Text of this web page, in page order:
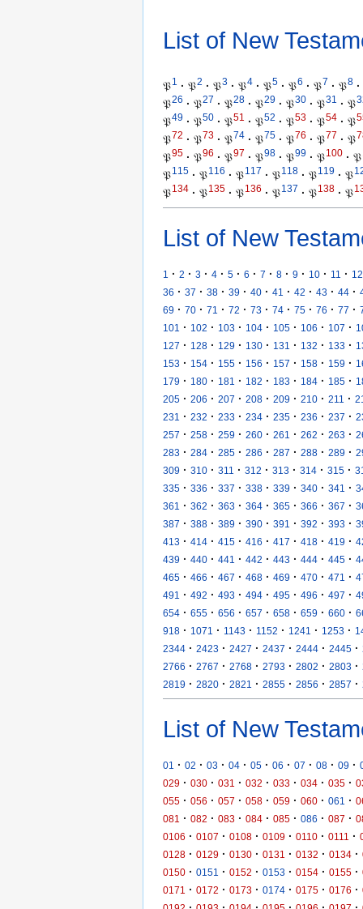
List of New
𝔓1 · 𝔓2 · 𝔓3 · 𝔓4 · 𝔓5 · 𝔓6 · 𝔓7 · 𝔓8 ·
𝔓26 · 𝔓27 · 𝔓28 · 𝔓29 · 𝔓30 · 𝔓31 · 𝔓
𝔓49 · 𝔓50 · 𝔓51 · 𝔓52 · 𝔓53 · 𝔓54 · 𝔓
𝔓72 · 𝔓73 · 𝔓74 · 𝔓75 · 𝔓76 · 𝔓77 · 𝔓
𝔓95 · 𝔓96 · 𝔓97 · 𝔓98 · 𝔓99 · 𝔓100 · 𝔓
𝔓115 · 𝔓116 · 𝔓117 · 𝔓118 · 𝔓119 · 𝔓
𝔓134 · 𝔓135 · 𝔓136 · 𝔓137 · 𝔓138 · 𝔓
List of New
1 · 2 · 3 · 4 · 5 · 6 · 7 · 8 · 9 · 10 · 11 · 12
36 · 37 · 38 · 39 · 40 · 41 · 42 · 43 · 44 ·
69 · 70 · 71 · 72 · 73 · 74 · 75 · 76 · 77 ·
101
· 102 · 103 · 104 · 105 · 106 · 107 ·
127 · 128 · 129 · 130 · 131 · 132 · 133 ·
153 · 154 · 155 · 156 · 157 · 158 · 159 ·
179 · 180 · 181 · 182 · 183 · 184 · 185 ·
205 · 206 · 207 · 208 · 209 · 210 · 211 ·
231
· 232 · 233 · 234 · 235 · 236 · 237 ·
257 · 258 · 259 · 260 · 261 · 262 · 263 ·
283 · 284 · 285 · 286 · 287 · 288 · 289 ·
309 · 310 · 311 · 312 · 313 · 314 · 315 ·
335 · 336 · 337 · 338 · 339 · 340 · 341 ·
361
· 362 · 363 · 364 · 365 · 366 · 367 ·
387 · 388 · 389 · 390 · 391 · 392 · 393 ·
413 · 414 · 415 · 416 · 417 · 418 · 419 ·
439 · 440 · 441 · 442 · 443 · 444 · 445 ·
465 · 466 · 467 · 468 · 469 · 470 · 471 ·
491
· 492 · 493 · 494 · 495 · 496 · 497 ·
654 · 655 · 656 · 657 · 658 · 659 · 660 ·
918 · 1071 · 1143 · 1152 · 1241 · 1253 ·
2344 · 2423 · 2427 · 2437 · 2444 · 2445 ·
2766 · 2767 · 2768 · 2793 · 2802 · 2803 ·
2819 · 2820 · 2821 · 2855 · 2856 · 2857 ·
List of New
01 · 02 · 03 · 04 · 05 · 06 · 07 · 08 · 09 ·
029 · 030 · 031 · 032 · 033 · 034 · 035 ·
055 · 056 · 057 · 058 · 059 · 060 · 061 ·
081
· 082 · 083 · 084 · 085 · 086 · 087 ·
0106 · 0107 · 0108 · 0109 · 0110 · 0111 ·
0128 · 0129 · 0130 · 0131 · 0132 · 0134 ·
0150 · 0151 · 0152 · 0153 · 0154 · 0155 ·
0171
· 0172 · 0173 · 0174 · 0175 · 0176 ·